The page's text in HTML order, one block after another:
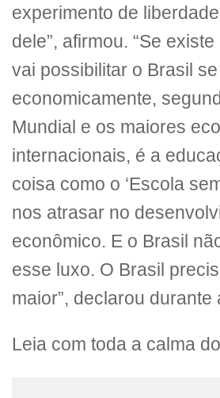
experimento de
dele”, afirmou. “Se
vai possibilitar o Brasil
economicamente,
Mundial e os maiores
internacionais, é a
coisa como o ‘Escola
nos atrasar no
econômico. E o Brasil
esse luxo. O Brasil
maior”, declarou durante
Leia com toda a calma